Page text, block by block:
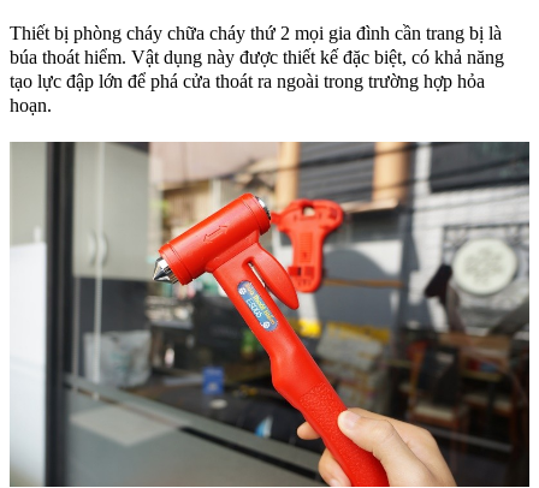
Thiết bị phòng cháy chữa cháy thứ 2 mọi gia đình cần trang bị là
búa thoát hiểm. Vật dụng này được thiết kế đặc biệt, có khả năng
tạo lực đập lớn để phá cửa thoát ra ngoài trong trường hợp hỏa
hoạn.